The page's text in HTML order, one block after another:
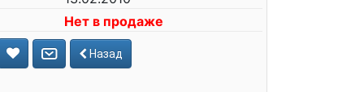
Нет в продаже
Назад